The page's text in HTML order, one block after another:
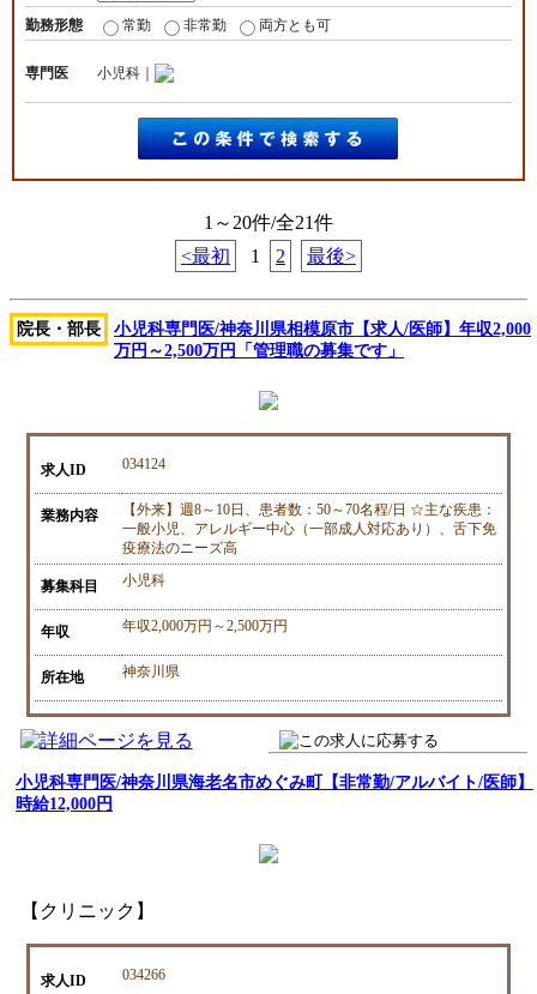
勤務形態 常勤 非常勤 両方とも可
専門医 小児科｜
1～20件/全21件
<最初
1 2 最後>
院長・部長
小児科専門医/神奈川県相模原市【求人/医師】年収2,000
万円～2,500万円「管理職の募集です」
求人ID 034124
業務内容
【外来】週8～10日、患者数：50～70名程/日 ☆主な疾患：
一般小児、アレルギー中心（一部成人対応あり）、舌下免
疫療法のニーズ高
募集科目 小児科
年収 年収2,000万円～2,500万円
所在地 神奈川県
小児科専門医/神奈川県海老名市めぐみ町【非常勤/アルバイト/医師】
時給12,000円
【クリニック】
求人ID 034266